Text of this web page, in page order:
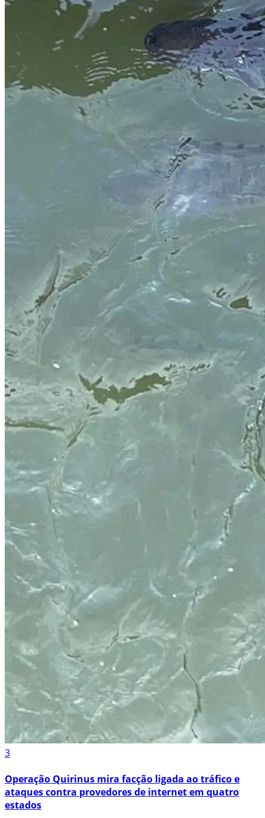
3
Operação Quirinus mira facção ligada ao tráfico e
ataques contra provedores de internet em quatro
estados